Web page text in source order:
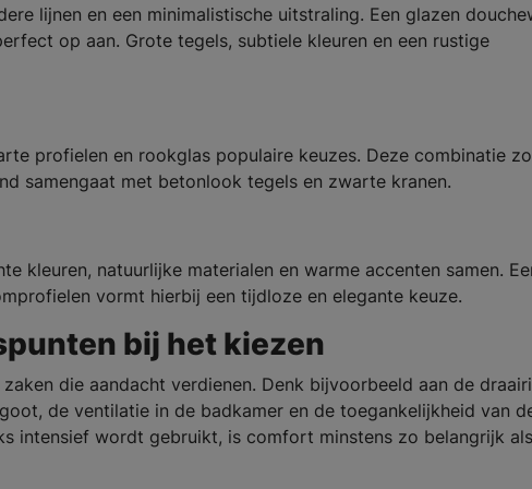
lijnen en een minimalistische uitstraling. Een glazen
op aan. Grote tegels, subtiele kleuren en een rustige
profielen en rookglas populaire keuzes. Deze combinatie
samengaat met betonlook tegels en zwarte kranen.
kleuren, natuurlijke materialen en warme accenten samen.
vormt hierbij een tijdloze en elegante keuze.
bij het kiezen
die aandacht verdienen. Denk bijvoorbeeld aan de
de ventilatie in de badkamer en de toegankelijkheid van
intensief wordt gebruikt, is comfort minstens zo belangrijk als